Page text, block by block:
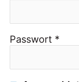
Passwort *